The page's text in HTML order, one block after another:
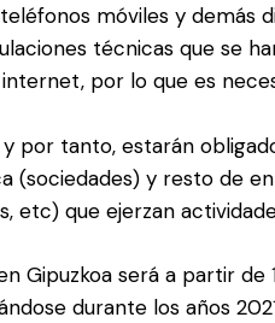
móviles y demás
técnicas que se
por lo que es
por tanto, estarán
(sociedades) y resto de
etc) que ejerzan
Gipuzkoa será a partir de
durante los años